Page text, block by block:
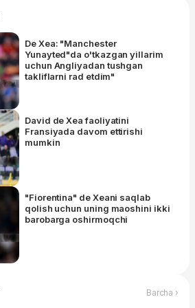
De Xea: "Manchester
Yunayted"da o'tkazgan yillarim
uchun Angliyadan tushgan
takliflarni rad etdim"
David de Xea faoliyatini
Fransiyada davom ettirishi
mumkin
"Fiorentina" de Xeani saqlab
qolish uchun uning maoshini ikki
barobarga oshirmoqchi
Barcha ›